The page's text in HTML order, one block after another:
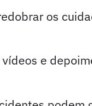
os
e